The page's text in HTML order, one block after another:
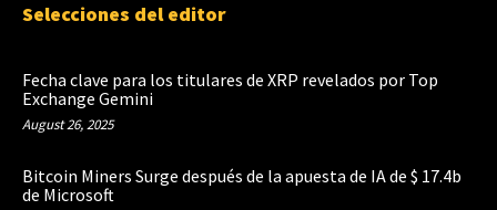
Selecciones del editor
Fecha clave para los titulares de XRP revelados por Top
Exchange Gemini
August 26, 2025
Bitcoin Miners Surge después de la apuesta de IA de $ 17.4b
de Microsoft